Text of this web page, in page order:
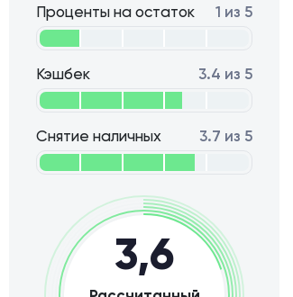
Проценты на остаток 1 из 5
Кэшбек 3.4 из 5
Снятие наличных 3.7 из 5
3,6